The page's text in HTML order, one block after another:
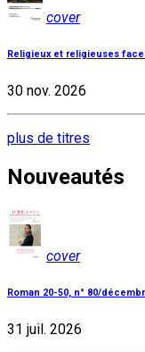
cover
Religieux et religieuses
30 nov. 2026
plus de titres
Nouveautés
cover
Roman 20-50, n° 80/
31 juil. 2026